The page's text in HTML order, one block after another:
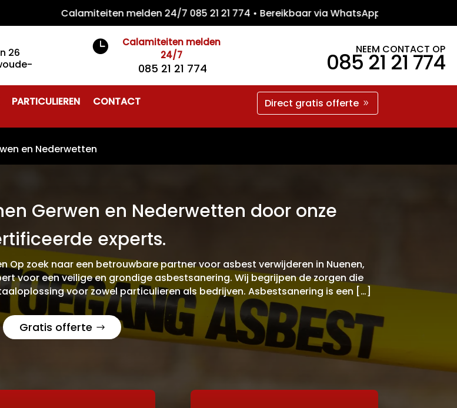
Calamiteiten melden 24/7 085 21 21 774 • Bereikbaar via WhatsApp •
26

Calamiteiten melden
24/7
085 21 21 774
NEEM CONTACT OP
085 21 21 774
PARTICULIEREN CONTACT Direct gratis offerte
en Nederwetten
Gerwen en Nederwetten door onze
experts.
Op zoek naar een betrouwbare partner voor asbest verwijderen in Nuenen,
voor een veilige en grondige asbestsanering. Wij begrijpen de zorgen die
voor zowel particulieren als bedrijven. Asbestsanering is een […]
Gratis offerte